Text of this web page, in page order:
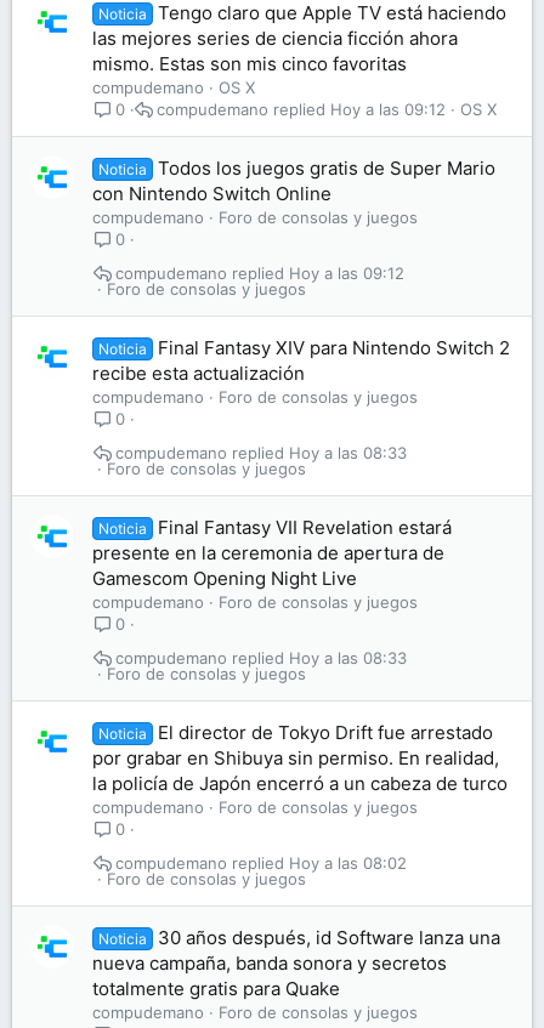
Noticia
Tengo claro que Apple TV está haciendo
las mejores series de ciencia ficción ahora
mismo. Estas son mis cinco favoritas
compudemano
OS X
0
OS X
Hoy a las 09:12
compudemano
Noticia
Todos los juegos gratis de Super Mario
con Nintendo Switch Online
compudemano
Foro de consolas y juegos
0
Foro de consolas y juegos
Hoy a las 09:12
compudemano
Noticia
Final Fantasy XIV para Nintendo Switch 2
recibe esta actualización
compudemano
Foro de consolas y juegos
0
Foro de consolas y juegos
Hoy a las 08:33
compudemano
Noticia
Final Fantasy VII Revelation estará
presente en la ceremonia de apertura de
Gamescom Opening Night Live
compudemano
Foro de consolas y juegos
0
Foro de consolas y juegos
Hoy a las 08:33
compudemano
Noticia
El director de Tokyo Drift fue arrestado
por grabar en Shibuya sin permiso. En realidad,
la policía de Japón encerró a un cabeza de turco
compudemano
Foro de consolas y juegos
0
Foro de consolas y juegos
Hoy a las 08:02
compudemano
Noticia
30 años después, id Software lanza una
nueva campaña, banda sonora y secretos
totalmente gratis para Quake
compudemano
Foro de consolas y juegos